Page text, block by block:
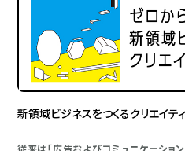
新領域ビジネスをつくるクリエイテ
従来は「広告およびコミュニケーショ